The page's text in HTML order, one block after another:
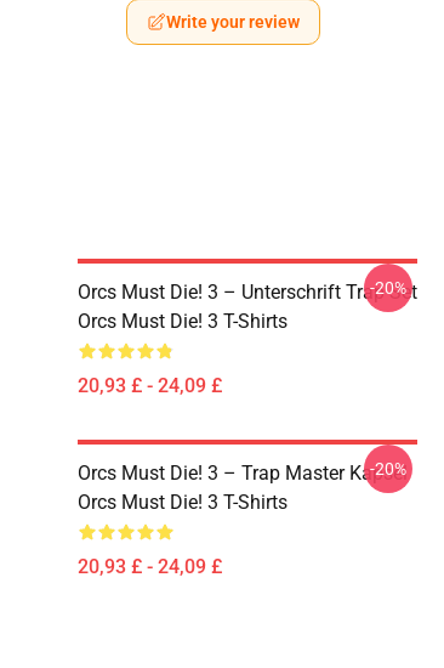
Write your review
Orcs Must Die! 3 – Unterschrift Trap Set
Orcs Must Die! 3 T-Shirts
20,93 £ - 24,09 £
-20%
Orcs Must Die! 3 – Trap Master Kapsel
Orcs Must Die! 3 T-Shirts
20,93 £ - 24,09 £
-20%